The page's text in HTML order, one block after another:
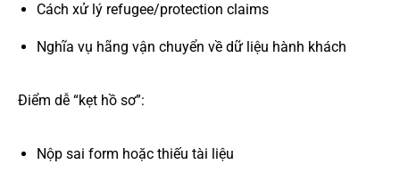
Cách xử lý refugee/protection claims
Nghĩa vụ hãng vận chuyển về dữ liệu hành khách
Điểm dễ “kẹt hồ sơ”:
Nộp sai form hoặc thiếu tài liệu